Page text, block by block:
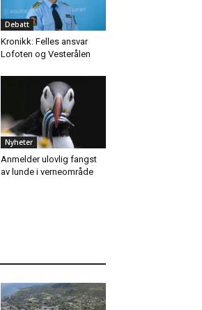
Debatt
Kronikk: Felles ansvar
Lofoten og Vesterålen
Nyheter
Anmelder ulovlig fangst
av lunde i verneområde